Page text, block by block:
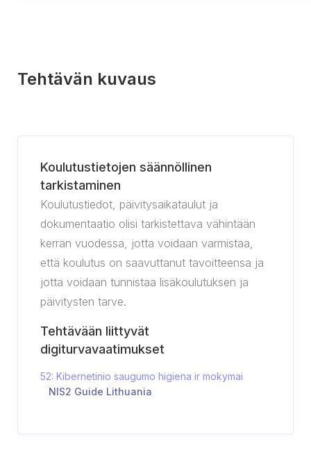
Tehtävän kuvaus
Koulutustietojen säännöllinen
tarkistaminen
Koulutustiedot, päivitysaikataulut ja
dokumentaatio olisi tarkistettava vähintään
kerran vuodessa, jotta voidaan varmistaa,
että koulutus on saavuttanut tavoitteensa ja
jotta voidaan tunnistaa lisäkoulutuksen ja
päivitysten tarve.
Tehtävään liittyvät
digiturvavaatimukset
52: Kibernetinio saugumo higiena ir mokymai
NIS2 Guide Lithuania